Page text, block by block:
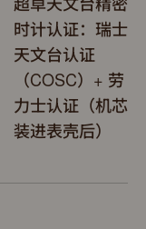
时计认证：瑞士
天文台认证
（COSC）+ 劳
力士认证（机芯
装进表壳后）